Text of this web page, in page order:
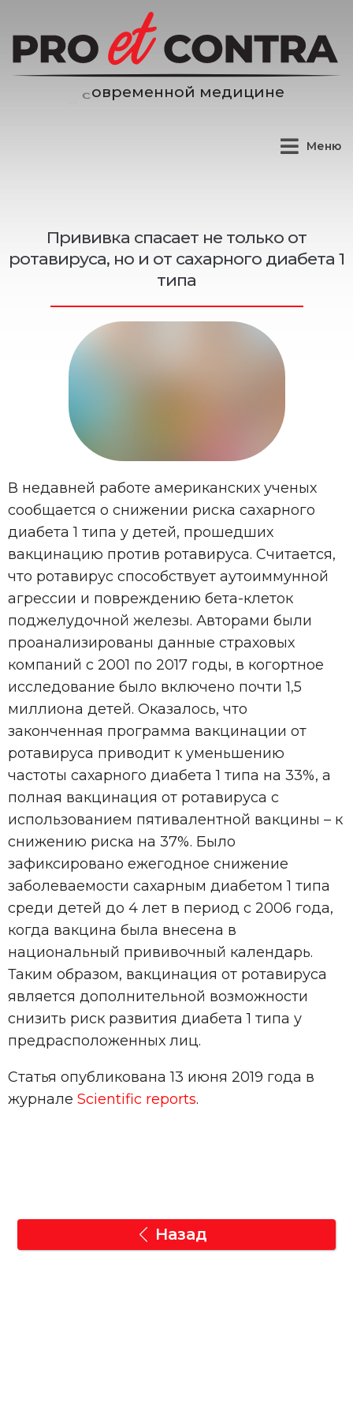
менной медицине
Меню
Прививка спасает не только от
ротавируса, но и от сахарного диабета 1
типа
В недавней работе американских ученых
сообщается о снижении риска сахарного
диабета 1 типа у детей, прошедших
вакцинацию против ротавируса. Считается,
что ротавирус способствует аутоиммунной
агрессии и повреждению бета-клеток
поджелудочной железы. Авторами были
проанализированы данные страховых
компаний с 2001 по 2017 годы, в когортное
исследование было включено почти 1,5
миллиона детей. Оказалось, что
законченная программа вакцинации от
ротавируса приводит к уменьшению
частоты сахарного диабета 1 типа на 33%, а
полная вакцинация от ротавируса с
использованием пятивалентной вакцины – к
снижению риска на 37%. Было
зафиксировано ежегодное снижение
заболеваемости сахарным диабетом 1 типа
среди детей до 4 лет в период с 2006 года,
когда вакцина была внесена в
национальный прививочный календарь.
Таким образом, вакцинация от ротавируса
является дополнительной возможности
снизить риск развития диабета 1 типа у
предрасположенных лиц.
Статья опубликована 13 июня 2019 года в
журнале Scientific reports.
Назад